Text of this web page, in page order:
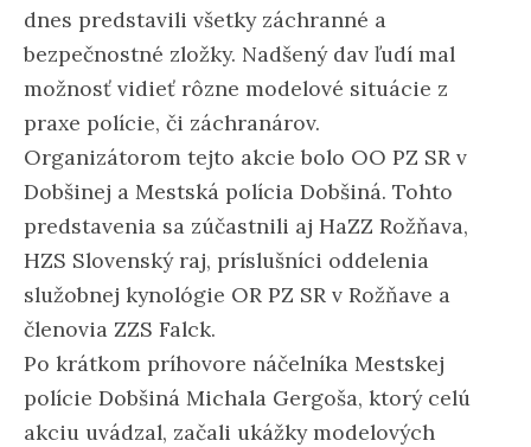
dnes predstavili všetky záchranné a
bezpečnostné zložky. Nadšený dav ľudí mal
možnosť vidieť rôzne modelové situácie z
praxe polície, či záchranárov.
Organizátorom tejto akcie bolo OO PZ SR v
Dobšinej a Mestská polícia Dobšiná. Tohto
predstavenia sa zúčastnili aj HaZZ Rožňava,
HZS Slovenský raj, príslušníci oddelenia
služobnej kynológie OR PZ SR v Rožňave a
členovia ZZS Falck.
Po krátkom príhovore náčelníka Mestskej
polície Dobšiná Michala Gergoša, ktorý celú
akciu uvádzal, začali ukážky modelových